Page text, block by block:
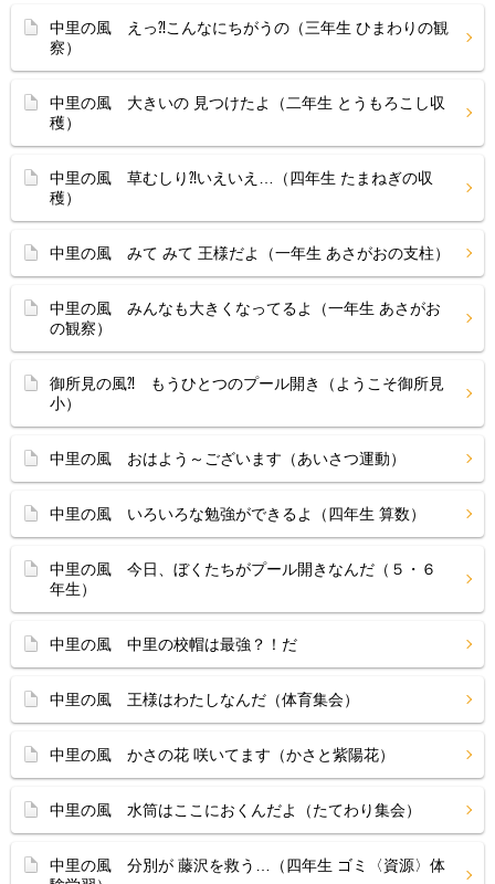
中里の風 えっ⁈こんなにちがうの（三年生 ひまわりの観
察）
中里の風 大きいの 見つけたよ（二年生 とうもろこし収
穫）
中里の風 草むしり⁈いえいえ…（四年生 たまねぎの収
穫）
中里の風 みて みて 王様だよ（一年生 あさがおの支柱）
中里の風 みんなも大きくなってるよ（一年生 あさがお
の観察）
御所見の風⁈ もうひとつのプール開き（ようこそ御所見
小）
中里の風 おはよう～ございます（あいさつ運動）
中里の風 いろいろな勉強ができるよ（四年生 算数）
中里の風 今日、ぼくたちがプール開きなんだ（５・６
年生）
中里の風 中里の校帽は最強？！だ
中里の風 王様はわたしなんだ（体育集会）
中里の風 かさの花 咲いてます（かさと紫陽花）
中里の風 水筒はここにおくんだよ（たてわり集会）
中里の風 分別が 藤沢を救う…（四年生 ゴミ〈資源〉体